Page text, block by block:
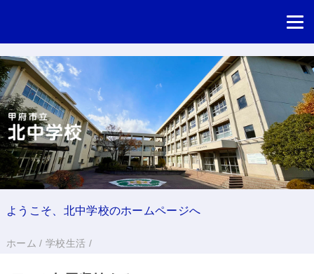
ようこそ、北中学校のホームページへ
ホーム / 学校生活 /